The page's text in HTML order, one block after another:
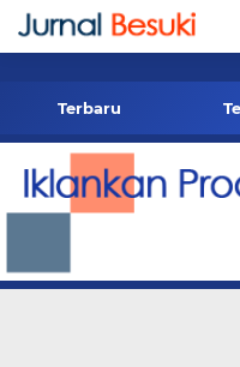
-->
Terbaru